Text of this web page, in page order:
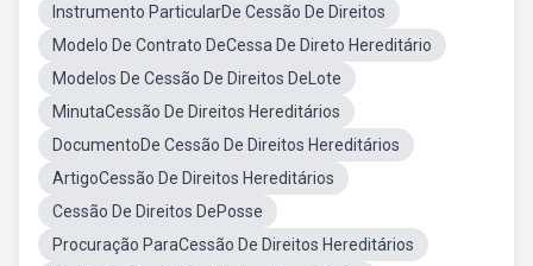
Instrumento ParticularDe Cessão De Direitos
Modelo De Contrato DeCessa De Direto Hereditário
Modelos De Cessão De Direitos DeLote
MinutaCessão De Direitos Hereditários
DocumentoDe Cessão De Direitos Hereditários
ArtigoCessão De Direitos Hereditários
Cessão De Direitos DePosse
Procuração ParaCessão De Direitos Hereditários